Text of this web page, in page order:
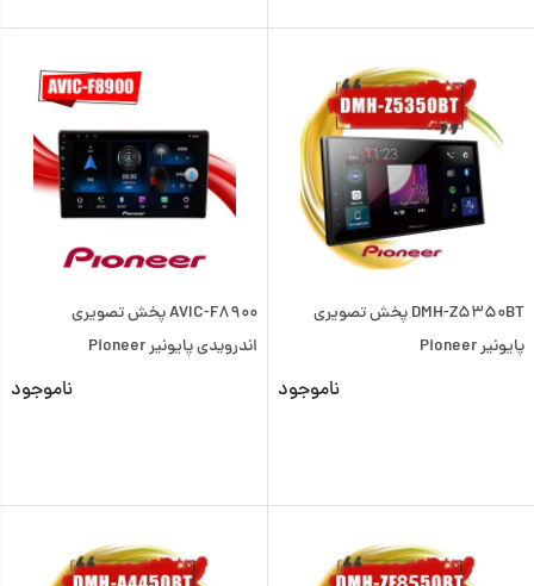
DMH-Z5350BT پخش تصویری
پایونیر Pioneer
ناموجود
AVIC-F8900 پخش تصویری
اندرویدی پایونیر Pioneer
ناموجود